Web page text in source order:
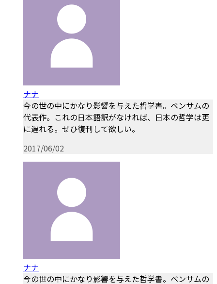
ナナ
今の世の中にかなり影響を与えた哲学書。ベンサムの
代表作。これの日本語訳がなければ、日本の哲学は更
に遅れる。ぜひ復刊して欲しい。
2017/06/02
ナナ
今の世の中にかなり影響を与えた哲学書。ベンサムの